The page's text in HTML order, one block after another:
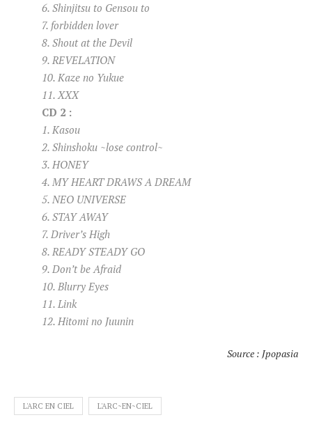
6. Shinjitsu to Gensou to
7. forbidden lover
8. Shout at the Devil
9. REVELATION
10. Kaze no Yukue
11. XXX
CD 2 :
1. Kasou
2. Shinshoku ~lose control~
3. HONEY
4. MY HEART DRAWS A DREAM
5. NEO UNIVERSE
6. STAY AWAY
7. Driver’s High
8. READY STEADY GO
9. Don’t be Afraid
10. Blurry Eyes
11. Link
12. Hitomi no Juunin
Source : Jpopasia
L'ARC EN CIEL L'ARC~EN~CIEL